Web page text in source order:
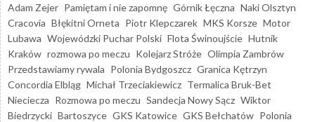
Adam Zejer Pamiętam i nie zapomnę Górnik Łęczna Naki Olsztyn
Cracovia Błękitni Orneta Piotr Klepczarek MKS Korsze Motor
Lubawa Wojewódzki Puchar Polski Flota Świnoujście Hutnik
Kraków rozmowa po meczu Kolejarz Stróże Olimpia Zambrów
Przedstawiamy rywala Polonia Bydgoszcz Granica Kętrzyn
Concordia Elbląg Michał Trzeciakiewicz Termalica Bruk-Bet
Nieciecza Rozmowa po meczu Sandecja Nowy Sącz Wiktor
Biedrzycki Bartoszyce GKS Katowice GKS Bełchatów Polonia